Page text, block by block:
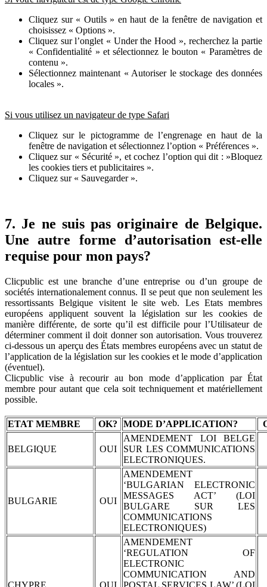
Cliquez sur « Outils » en haut de la fenêtre de navigation et
choisissez « Options ».
Cliquez sur l’onglet « Under the Hood », recherchez la partie
« Confidentialité » et sélectionnez le bouton « Paramètres de
contenu ».
Sélectionnez maintenant « Autoriser le stockage des données
locales ».
Si vous utilisez un navigateur de type Safari
Cliquez sur le pictogramme de l’engrenage en haut de la
fenêtre de navigation et sélectionnez l’option « Préférences ».
Cliquez sur « Sécurité », et cochez l’option qui dit : »Bloquez
les cookies tiers et publicitaires ».
Cliquez sur « Sauvegarder ».
7. Je ne suis pas originaire de Belgique.
Une autre forme d’autorisation est-elle
requise pour mon pays?
Clicpublic est une branche d’une entreprise ou d’un groupe de
sociétés internationalement connus. Il se peut que non seulement les
ressortissants Belgique visitent le site web. Les Etats membres
européens appliquent souvent la législation sur les cookies de
manière différente, de sorte qu’il est difficile pour l’Utilisateur de
déterminer comment il doit donner son autorisation. Vous trouverez
ci-dessous un aperçu des États membres européens avec un statut de
l’application de la législation sur les cookies et le mode d’application
(éventuel).
Clicpublic vise à recourir au bon mode d’application par État
membre pour autant que cela soit techniquement et matériellement
possible.
ETAT MEMBRE OK? MODE D’APPLICATION?
BELGIQUE OUI
AMENDEMENT LOI BELGE
SUR LES COMMUNICATIONS
ELECTRONIQUES.
BULGARIE OUI
AMENDEMENT
‘BULGARIAN ELECTRONIC
MESSAGES ACT’ (LOI
BULGARE SUR LES
COMMUNICATIONS
ELECTRONIQUES)
AMENDEMENT
‘REGULATION OF
ELECTRONIC
COMMUNICATION AND